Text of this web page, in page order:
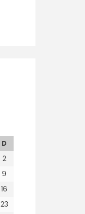
D
2
9
16
23